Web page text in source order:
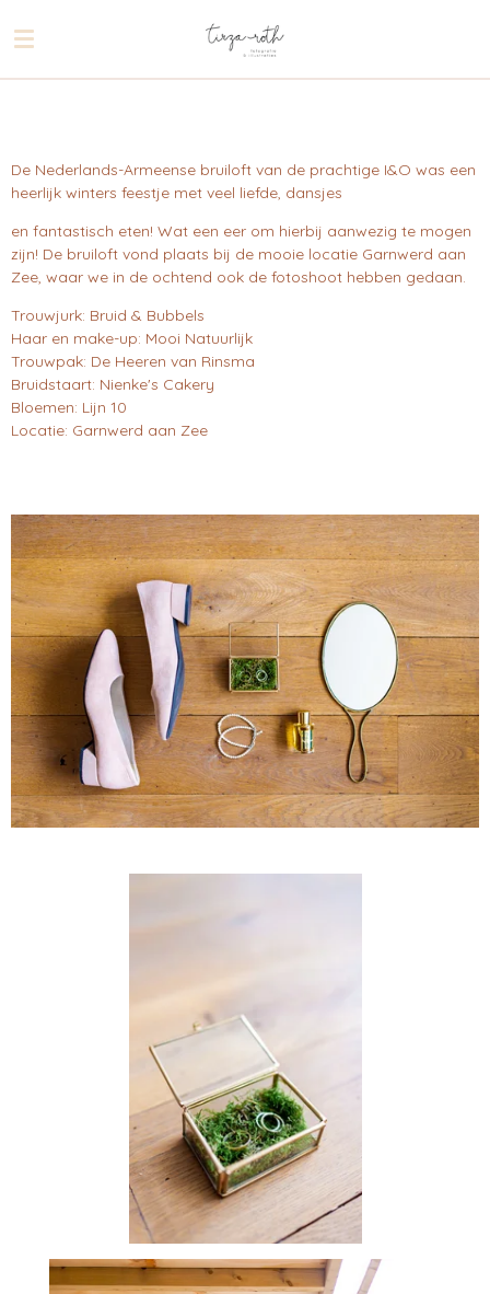
direct
De Nederlands-Armeense bruiloft van de prachtige I&O was een
heerlijk winters feestje met veel liefde, dansjes
en fantastisch eten! Wat een eer om hierbij aanwezig te mogen
zijn! De bruiloft vond plaats bij de mooie locatie Garnwerd aan
Zee, waar we in de ochtend ook de fotoshoot hebben gedaan.
Trouwjurk: Bruid & Bubbels
Haar en make-up: Mooi Natuurlijk
Trouwpak: De Heeren van Rinsma
Bruidstaart: Nienke's Cakery
Bloemen: Lijn 10
Locatie: Garnwerd aan Zee